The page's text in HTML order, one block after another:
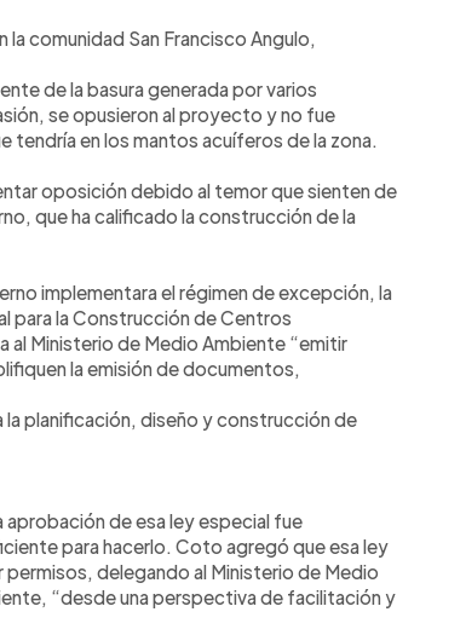
la comunidad San Francisco Angulo,
de la basura generada por varios
se opusieron al proyecto y no fue
en los mantos acuíferos de la zona.
oposición debido al temor que sienten de
que ha calificado la construcción de la
implementara el régimen de excepción, la
para la Construcción de Centros
al Ministerio de Medio Ambiente “emitir
la emisión de documentos,
planificación, diseño y construcción de
de esa ley especial fue
para hacerlo. Coto agregó que esa ley
delegando al Ministerio de Medio
“desde una perspectiva de facilitación y